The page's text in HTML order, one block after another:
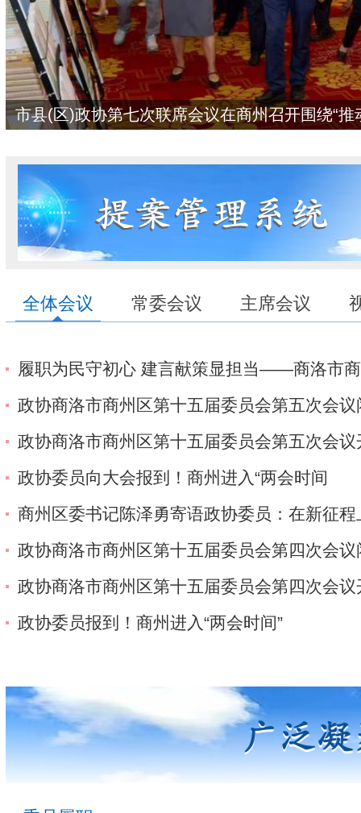
市县(区)政协第七次联席会议在商州召开围绕“
全体会议 常委会议 主席会议
履职为民守初心 建言献策显担当——商洛市
区
政协商洛市商州区第十五届委员会第五次会议
政协商洛市商州区第十五届委员会第五次会议
政协委员向大会报到！商州进入“两会时间
商州区委书记陈泽勇寄语政协委员：在新征程
政协商洛市商州区第十五届委员会第四次会议
政协商洛市商州区第十五届委员会第四次会议
政协委员报到！商州进入“两会时间”